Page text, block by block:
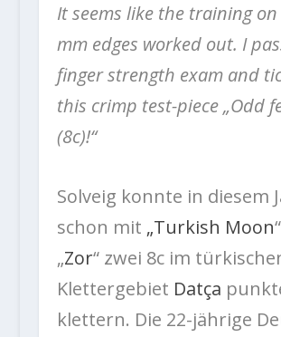
It seems like the training
mm edges worked out. I
finger strength exam and
this crimp test-piece „Odd
(8c)!“
Solveig konnte in diesem
schon mit „Turkish Moon
„Zor“ zwei 8c im
Klettergebiet Datça
klettern. Die 22-jährige